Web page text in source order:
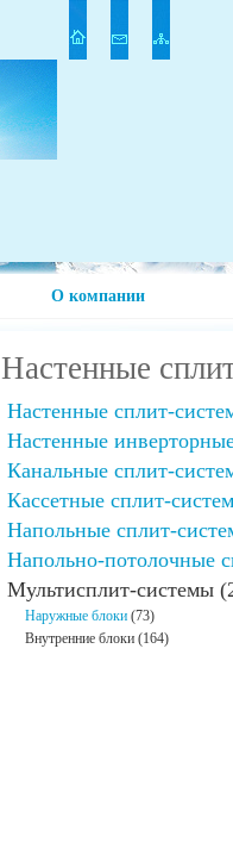
О компании
Настенные
Настенные сплит-
Настенные
Канальные сплит-
Кассетные сплит-
Напольные сплит-
Напольно-потолочные
Мультисплит-системы
Наружные блоки (73)
Внутренние блоки (164)